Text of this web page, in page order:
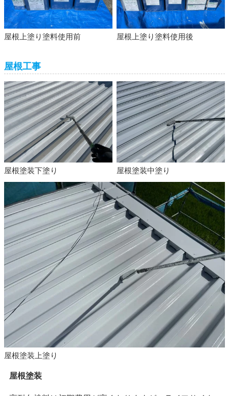
屋根上塗り塗料使用前 屋根上塗り塗料使用後
屋根工事
屋根塗装下塗り 屋根塗装中塗り
屋根塗装上塗り
屋根塗装